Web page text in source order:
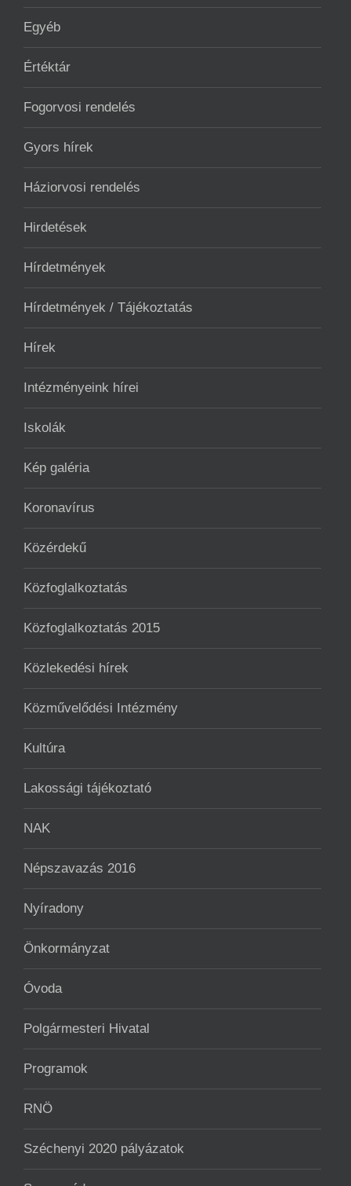
Egyéb
Értéktár
Fogorvosi rendelés
Gyors hírek
Háziorvosi rendelés
Hirdetések
Hírdetmények
Hírdetmények / Tájékoztatás
Hírek
Intézményeink hírei
Iskolák
Kép galéria
Koronavírus
Közérdekű
Közfoglalkoztatás
Közfoglalkoztatás 2015
Közlekedési hírek
Közművelődési Intézmény
Kultúra
Lakossági tájékoztató
NAK
Népszavazás 2016
Nyíradony
Önkormányzat
Óvoda
Polgármesteri Hivatal
Programok
RNÖ
Széchenyi 2020 pályázatok